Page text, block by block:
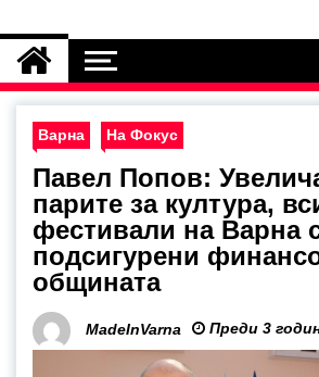
Варна На Фокус
Павел Попов:
парите за култура,
фестивали на Варна
подсигурени
общината
MadeInVarna Преди 3